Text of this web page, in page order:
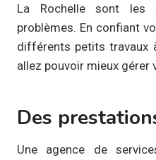
La Rochelle sont les
problèmes. En confiant
différents petits travaux
allez pouvoir mieux gérer
Des
Une agence de